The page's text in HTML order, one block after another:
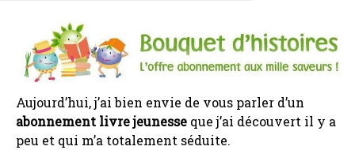
Aujourd’hui, j’ai bien envie de vous parler d’un
abonnement livre jeunesse que j’ai découvert il y a
peu et qui m’a totalement séduite.